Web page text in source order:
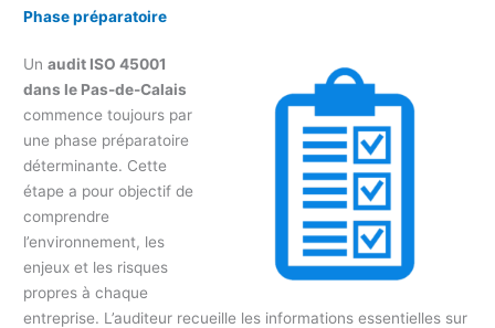
Phase préparatoire
Unaudit ISO 45001
dans le Pas-de-Calais
commence toujours par
une phase préparatoire
déterminante. Cette
étape a pour objectif de
comprendre
l’environnement, les
enjeux et les risques
propres à chaque
entreprise. L’auditeur recueille les informations essentielles sur